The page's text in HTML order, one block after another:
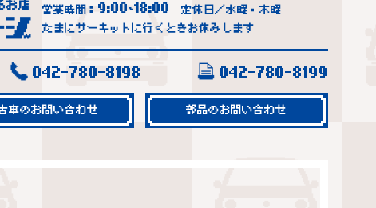
営業時間： 9:00~18:00
定休日／水曜・木曜
たまにサーキットに行くときお休みします
042-780-8198 042-780-8199
車のお問い合わせ 部品のお問い合わせ